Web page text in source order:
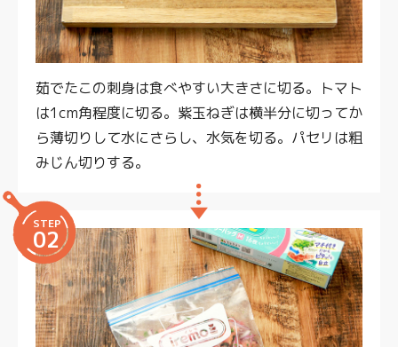
茹でたこの刺身は食べやすい大きさに切る。トマト
は1cm角程度に切る。紫玉ねぎは横半分に切ってか
ら薄切りして水にさらし、水気を切る。パセリは粗
みじん切りする。
STEP
02